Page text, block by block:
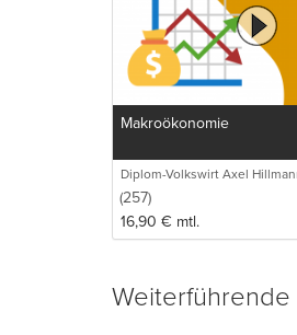
Makroökonomie
Diplom-Volkswirt Axel
(257)
16,90 € mtl.
Weiterführende